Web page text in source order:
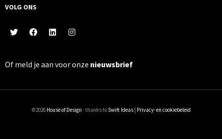
VOLG ONS
Of meld je aan voor onze nieuwsbrief
©2026 House of Design · thanks to Swift Ideas| Privacy- en cookiebeleid